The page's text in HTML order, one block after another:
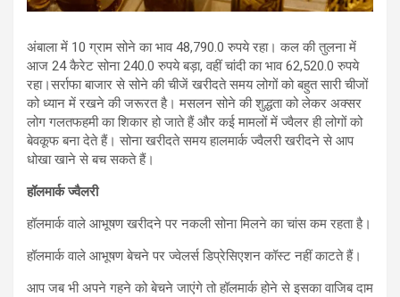
अंबाला में 10 ग्राम सोने का भाव 48,790.0 रुपये रहा। कल की तुलना में
आज 24 कैरेट सोना 240.0 रुपये बड़ा, वहीं चांदी का भाव 62,520.0 रुपये
रहा।सर्राफा बाजार से सोने की चीजें खरीदते समय लोगों को बहुत सारी चीजों
को ध्यान में रखने की जरूरत है। मसलन सोने की शुद्धता को लेकर अक्सर
लोग गलतफहमी का शिकार हो जाते हैं और कई मामलों में ज्वैलर ही लोगों को
बेवकूफ बना देते हैं। सोना खरीदते समय हालमार्क ज्वैलरी खरीदने से आप
धोखा खाने से बच सकते हैं।
हॉलमार्क ज्वैलरी
हॉलमार्क वाले आभूषण खरीदने पर नकली सोना मिलने का चांस कम रहता है।
हॉलमार्क वाले आभूषण बेचने पर ज्वेलर्स डिप्रेसिएशन कॉस्ट नहीं काटते हैं।
आप जब भी अपने गहने को बेचने जाएंगे तो हॉलमार्क होने से इसका वाजिब दाम